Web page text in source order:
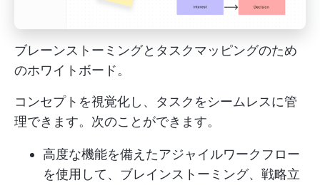
ブレーンストーミングとタスクマッピングのため
のホワイトボード。
コンセプトを視覚化し、タスクをシームレスに管
理できます。次のことができます。
高度な機能を備えたアジャイルワークフロー
を使用して、ブレインストーミング、戦略立